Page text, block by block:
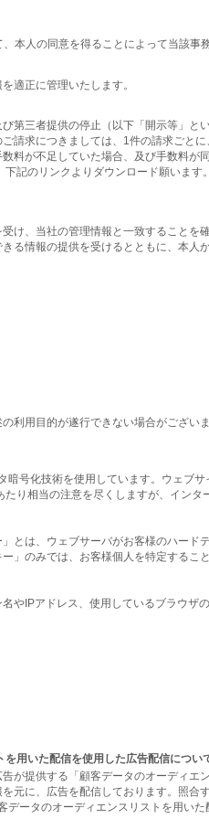
本人の同意を得ることによって当該事
適正に管理いたします。
三者提供の停止（以下「開示等」
求につきましては、1件の請求ごと
が不足していた場合、及び手数料
記のリンクよりダウンロード願います。
け、当社の管理情報と一致することを確
情報の提供を受けるとともに、本人
利用目的が遂行できない場合がございま
号化技術を使用しています。ウェブ
り相当の注意を尽くしますが、イン
は、ウェブサーバがお客様のハー
のみでは、お客様個人を特定するこ
IPアドレス、使用しているブラウ
用いた配信を使用した広告配信につい
提供する「顧客データのオーディ
に、広告を配信しております。照合
ータのオーディエンスリストを用い